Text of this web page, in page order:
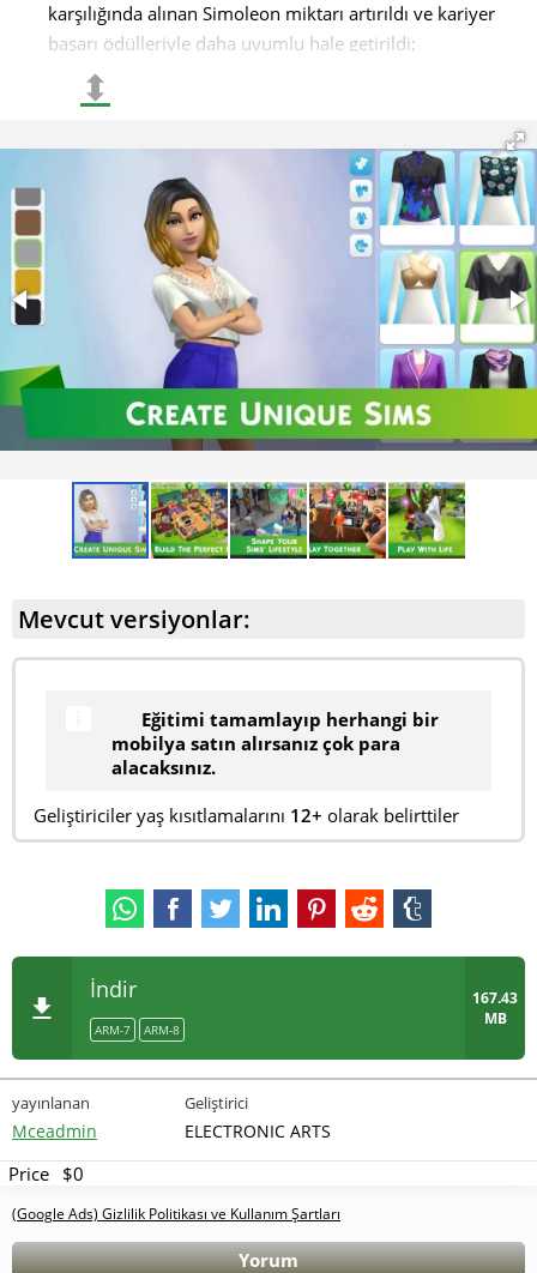
karşılığında alınan Simoleon miktarı artırıldı ve kariyer
başarı ödülleriyle daha uyumlu hale getirildi;
Depoda kolayca gerekli öğeleri bulmayı sağlayan
sıralama işlevi mevcut. Yakın zamanda kullanılan veya
kategoride görüntülenir - bu, envanter yönetimini
kolaylaştırır;
Karakterin üçüncü yuvasının kilidini açmak için
"Roommate Race" gibi yeni görevler eklendi. Görev 13.
seviyede mevcuttur ve oyunculara oyunda ailelerini
genişletme fırsatı sunar. "Surprising Choices" görevinde
nötr bir seçenek mevcuttur ve bazı olumsuz sonuçlar
kaldırılmıştır.
⬍
Mevcut versiyonlar:
Eğitimi tamamlayıp herhangi bir
mobilya satın alırsanız çok para
alacaksınız.
Geliştiriciler yaş kısıtlamalarını 12+ olarak belirttiler
İndir
ARM-7 ARM-8
167.43
MB
yayınlanan
Mceadmin
Geliştirici
ELECTRONIC ARTS
Price $0
(Google Ads) Gizlilik Politikası ve Kullanım Şartları
Yorum